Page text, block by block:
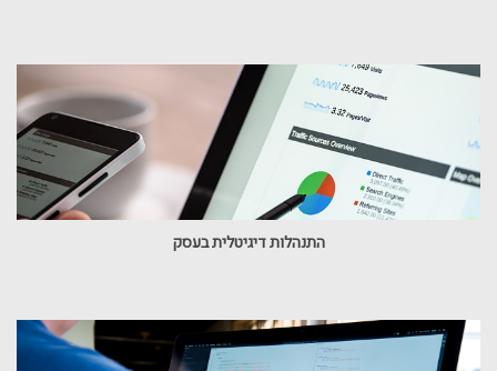
התנהלות דיגיטלית בעסק